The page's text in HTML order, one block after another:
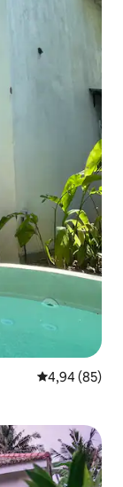
Calificación
4,94 (85)